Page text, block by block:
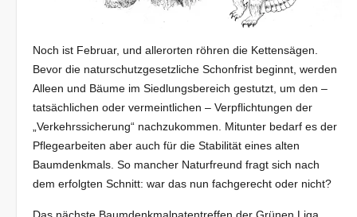
Noch ist Februar, und allerorten röhren die Kettensägen.
Bevor die naturschutzgesetzliche Schonfrist beginnt, werden
Alleen und Bäume im Siedlungsbereich gestutzt, um den –
tatsächlichen oder vermeintlichen – Verpflichtungen der
„Verkehrssicherung“ nachzukommen. Mitunter bedarf es der
Pflegearbeiten aber auch für die Stabilität eines alten
Baumdenkmals. So mancher Naturfreund fragt sich nach
dem erfolgten Schnitt: war das nun fachgerecht oder nicht?